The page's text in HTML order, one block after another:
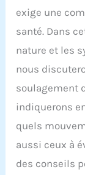
exige une
santé. Dans
nature et les
nous
soulagement
indiquerons
quels
aussi ceux à
des conseils